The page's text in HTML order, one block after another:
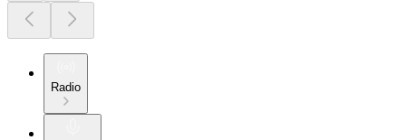
Radio